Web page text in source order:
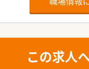
この求人